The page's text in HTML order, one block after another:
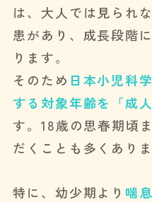
は、大人では見られ
患があり、成長段階
ります。
そのため 日本小児科
する対象年齢を「成
す。18歳の思春期頃
だくことも多くありま
特に、幼少期より 喘